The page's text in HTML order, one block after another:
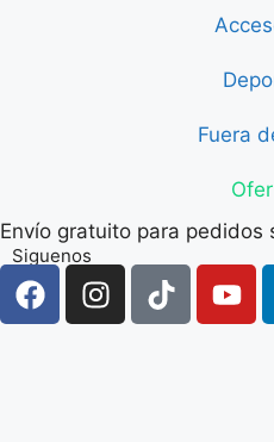
Fuera
Envío gratuito para pedidos
Siguenos